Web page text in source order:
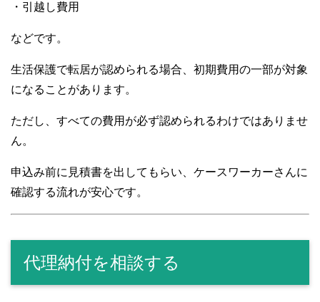
・引越し費用
などです。
生活保護で転居が認められる場合、初期費用の一部が対象
になることがあります。
ただし、すべての費用が必ず認められるわけではありませ
ん。
申込み前に見積書を出してもらい、ケースワーカーさんに
確認する流れが安心です。
代理納付を相談する